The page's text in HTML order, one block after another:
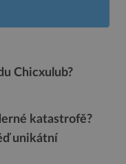
Chicxulub?
katastrofě?
unikátní